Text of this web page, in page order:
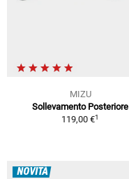
MIZU
Sollevamento Posteriore
119,00 €1
NOVITÀ